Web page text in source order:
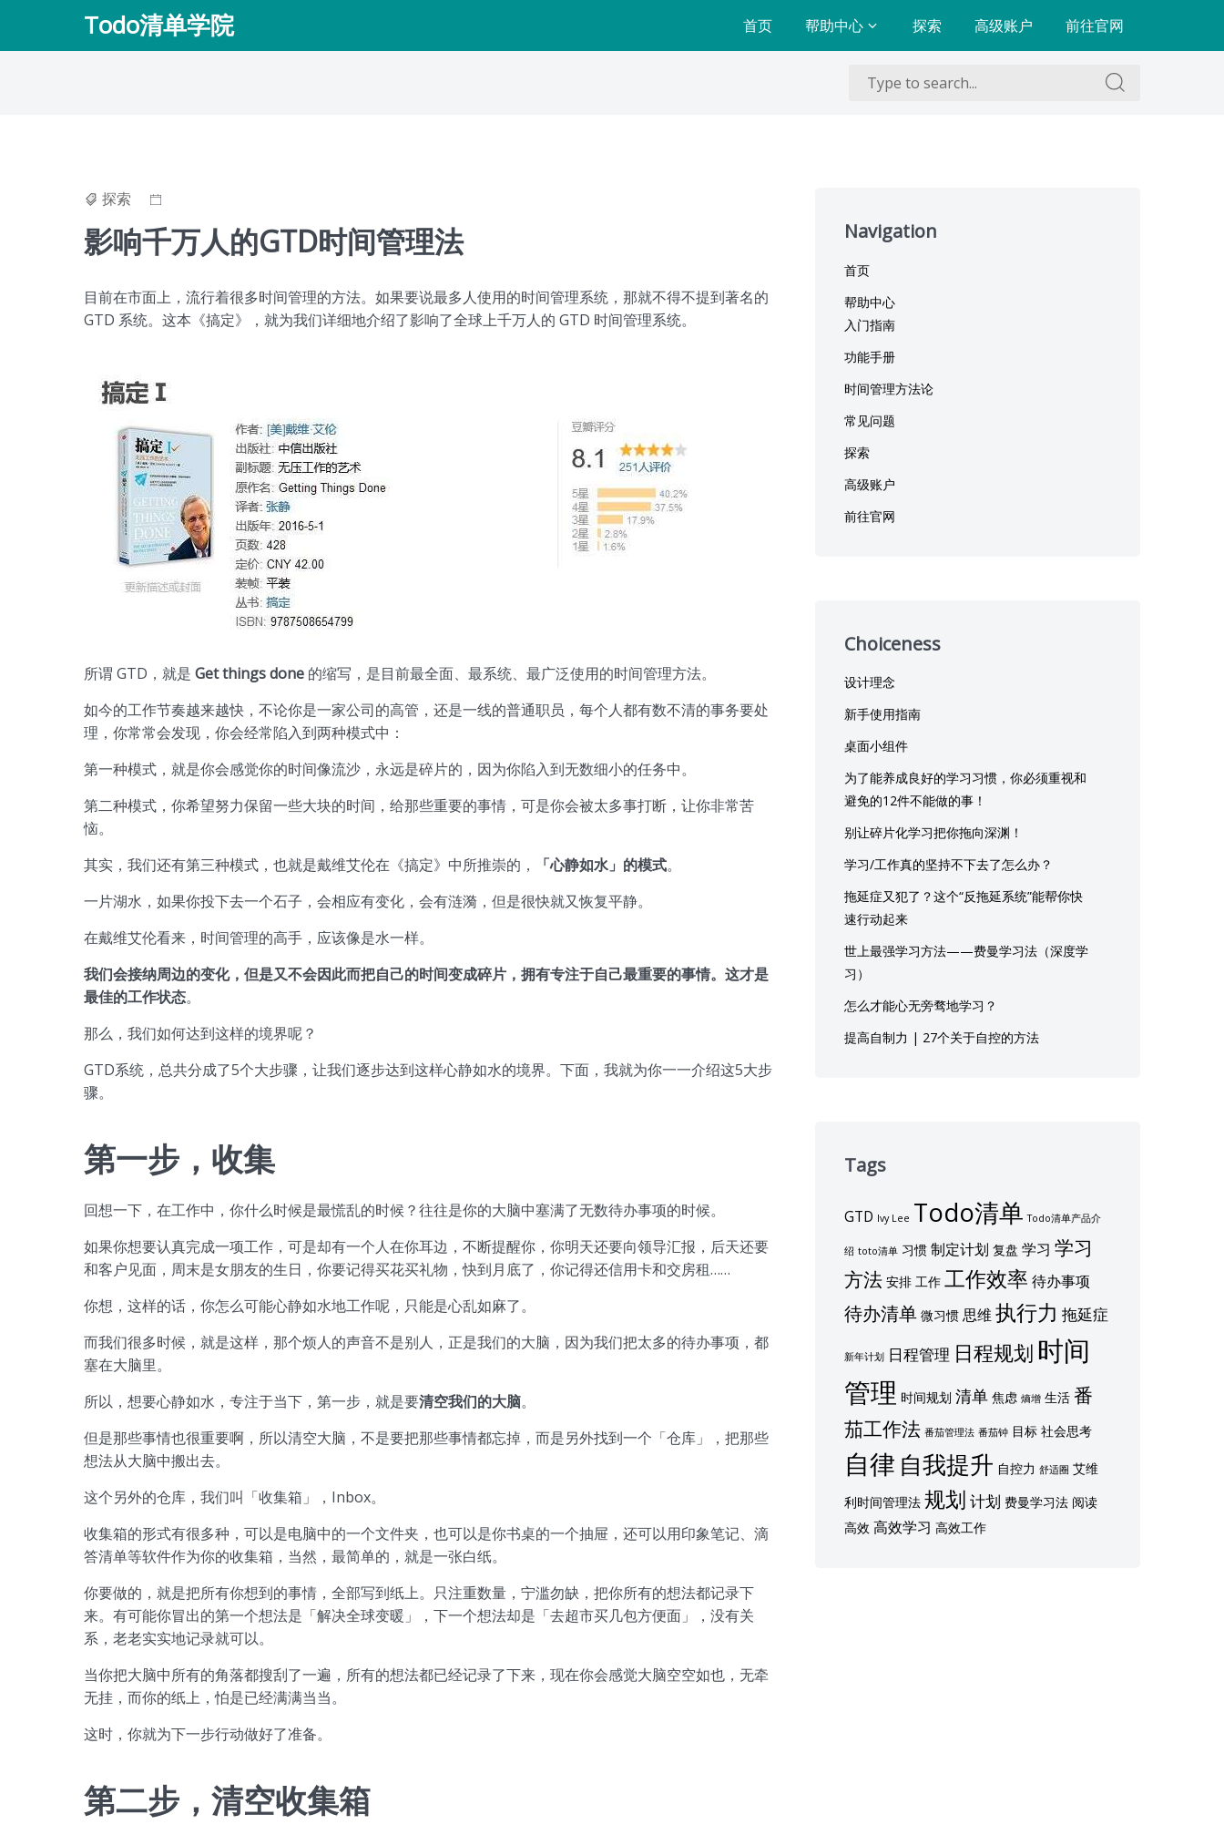
content
Todo清单学院 首页 帮助中心 探索 高级账户 前往官网
Search
Search
for:
探索
影响千万人的GTD时间管理法
目前在市面上，流行着很多时间管理的方法。如果要说最多人使用的时间管理系统，那就不得不提到著名的
GTD 系统。这本《搞定》，就为我们详细地介绍了影响了全球上千万人的 GTD 时间管理系统。
所谓 GTD，就是 Get things done 的缩写，是目前最全面、最系统、最广泛使用的时间管理方法。
如今的工作节奏越来越快，不论你是一家公司的高管，还是一线的普通职员，每个人都有数不清的事务要处
理，你常常会发现，你会经常陷入到两种模式中：
第一种模式，就是你会感觉你的时间像流沙，永远是碎片的，因为你陷入到无数细小的任务中。
第二种模式，你希望努力保留一些大块的时间，给那些重要的事情，可是你会被太多事打断，让你非常苦
恼。
其实，我们还有第三种模式，也就是戴维艾伦在《搞定》中所推崇的，
「心静如水」的模式。
一片湖水，如果你投下去一个石子，会相应有变化，会有涟漪，但是很快就又恢复平静。
在戴维艾伦看来，时间管理的高手，应该像是水一样。
我们会接纳周边的变化，但是又不会因此而把自己的时间变成碎片，拥有专注于自己最重要的事情。这才是
最佳的工作状态。
那么，我们如何达到这样的境界呢？
GTD系统，总共分成了5个大步骤，让我们逐步达到这样心静如水的境界。下面，我就为你一一介绍这5大步
骤。
第一步，收集
回想一下，在工作中，你什么时候是最慌乱的时候？往往是你的大脑中塞满了无数待办事项的时候。
如果你想要认真完成一项工作，可是却有一个人在你耳边，不断提醒你，你明天还要向领导汇报，后天还要
和客户见面，周末是女朋友的生日，你要记得买花买礼物，快到月底了，你记得还信用卡和交房租……
你想，这样的话，你怎么可能心静如水地工作呢，只能是心乱如麻了。
而我们很多时候，就是这样，那个烦人的声音不是别人，正是我们的大脑，因为我们把太多的待办事项，都
塞在大脑里。
所以，想要心静如水，专注于当下，第一步，就是要清空我们的大脑。
但是那些事情也很重要啊，所以清空大脑，不是要把那些事情都忘掉，而是另外找到一个「仓库」，把那些
想法从大脑中搬出去。
这个另外的仓库，我们叫「收集箱」，Inbox。
收集箱的形式有很多种，可以是电脑中的一个文件夹，也可以是你书桌的一个抽屉，还可以用印象笔记、滴
答清单等软件作为你的收集箱，当然，最简单的，就是一张白纸。
你要做的，就是把所有你想到的事情，全部写到纸上。只注重数量，宁滥勿缺，把你所有的想法都记录下
来。有可能你冒出的第一个想法是「解决全球变暖」，下一个想法却是「去超市买几包方便面」，没有关
系，老老实实地记录就可以。
当你把大脑中所有的角落都搜刮了一遍，所有的想法都已经记录了下来，现在你会感觉大脑空空如也，无牵
无挂，而你的纸上，怕是已经满满当当。
这时，你就为下一步行动做好了准备。
第二步，清空收集箱
footerNavigation
首页
帮助中心
入门指南
功能手册
时间管理方法论
常见问题
探索
高级账户
前往官网
Choiceness
设计理念
新手使用指南
桌面小组件
为了能养成良好的学习习惯，你必须重视和
避免的12件不能做的事！
别让碎片化学习把你拖向深渊！
学习/工作真的坚持不下去了怎么办？
拖延症又犯了？这个“反拖延系统”能帮你快
速行动起来
世上最强学习方法——费曼学习法（深度学
习）
怎么才能心无旁骛地学习？
提高自制力 | 27个关于自控的方法
Tags
GTD Ivy Lee Todo清单 Todo清单产品介
绍 toto清单 习惯 制定计划 复盘 学习 学习
方法 安排 工作 工作效率 待办事项
待办清单 微习惯 思维 执行力 拖延症
新年计划 日程管理 日程规划 时间
管理 时间规划 清单 焦虑 熵增 生活 番
茄工作法 番茄管理法 番茄钟 目标 社会思考
自律 自我提升 自控力 舒适圈 艾维
利时间管理法 规划 计划 费曼学习法 阅读
高效 高效学习 高效工作